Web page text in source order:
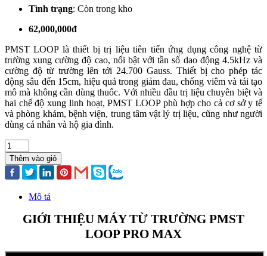
Tình trạng: Còn trong kho
62,000,000đ
PMST LOOP là thiết bị trị liệu tiên tiến ứng dụng công nghệ từ
trường xung cường độ cao, nổi bật với tần số dao động 4.5kHz và
cường độ từ trường lên tới 24.700 Gauss. Thiết bị cho phép tác
động sâu đến 15cm, hiệu quả trong giảm đau, chống viêm và tái tạo
mô mà không cần dùng thuốc. Với nhiều đầu trị liệu chuyên biệt và
hai chế độ xung linh hoạt, PMST LOOP phù hợp cho cả cơ sở y tế
và phòng khám, bệnh viện, trung tâm vật lý trị liệu, cũng như người
dùng cá nhân và hộ gia đình.
Thêm vào giỏ
Mô tả
GIỚI THIỆU MÁY TỪ TRƯỜNG PMST
LOOP PRO MAX